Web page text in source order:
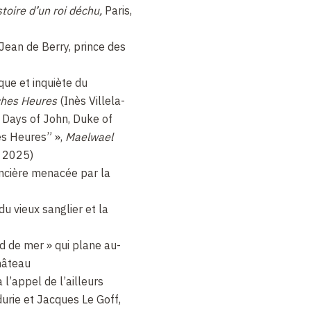
d’un roi déchu, Paris,
de Berry, prince des
et inquiète du
Heures (Inès Villela-
of John, Duke of
Heures” », Maelwael
2025)
menacée par la
vieux sanglier et la
de mer » qui plane au-
de l’ailleurs
et Jacques Le Goff,